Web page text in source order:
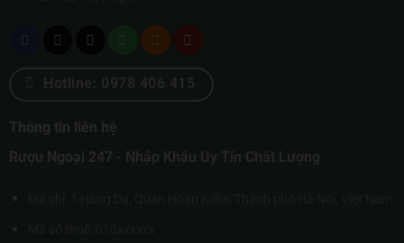
Hotline: 0978 406 415
Thông tin liên hệ
Rượu Ngoại 247 - Nhập Khẩu Uy Tín Chất Lượng